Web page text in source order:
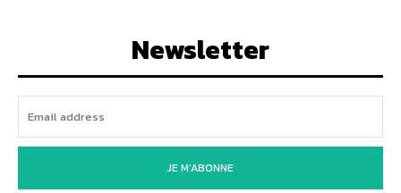
Newsletter
JE M'ABONNE